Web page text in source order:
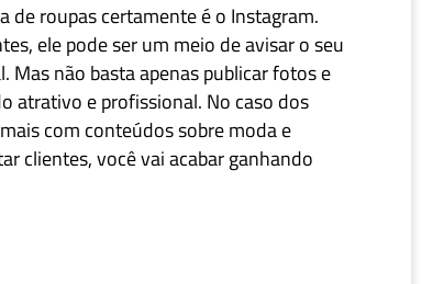
de roupas certamente é o Instagram.
ele pode ser um meio de avisar o seu
Mas não basta apenas publicar fotos e
atrativo e profissional. No caso dos
com conteúdos sobre moda e
clientes, você vai acabar ganhando